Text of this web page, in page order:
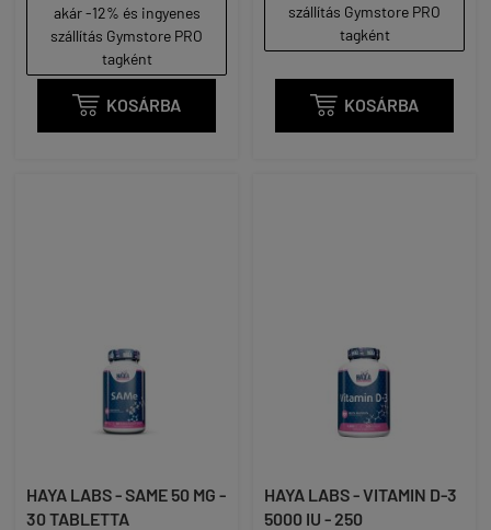
akár -12% és ingyenes
szállítás Gymstore PRO
tagként
 KOSÁRBA
szállítás Gymstore PRO
tagként
 KOSÁRBA
HAYA LABS - SAME 50 MG -
30 TABLETTA
HAYA LABS - VITAMIN D-3
5000 IU - 250